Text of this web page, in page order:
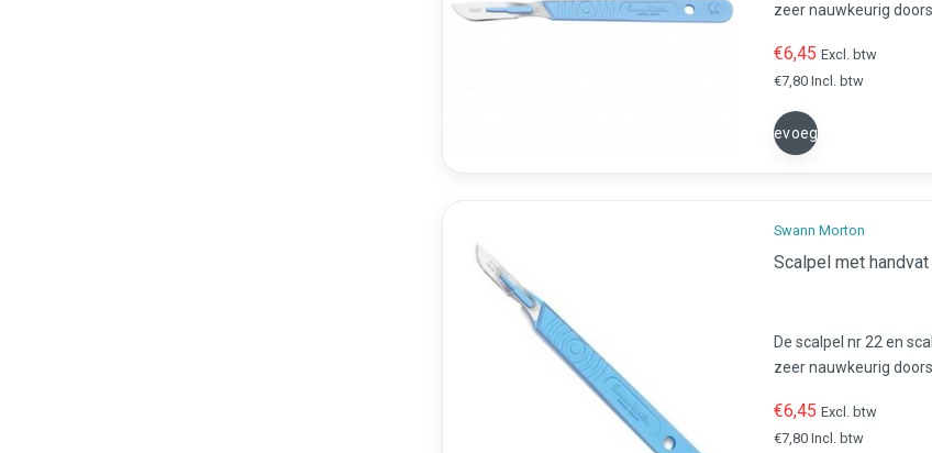
zeer nauwkeurig
€6,45 Excl. btw
€7,80 Incl. btw
Toevoegen
Swann Morton
Scalpel met
De scalpel nr 22 en
zeer nauwkeurig
€6,45 Excl. btw
€7,80 Incl. btw